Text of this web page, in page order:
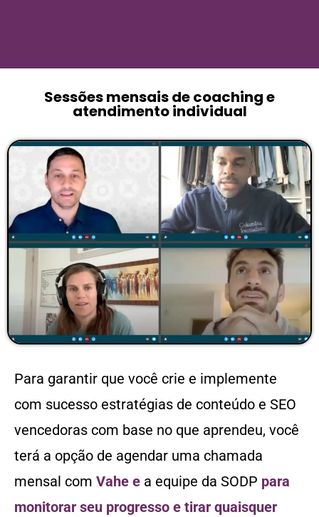
Sessões mensais de coaching e
atendimento individual
Para garantir que você crie e implemente
com sucesso estratégias de conteúdo e SEO
vencedoras com base no que aprendeu, você
terá a opção de agendar uma chamada
mensal com Vahe e a equipe da SODP para
monitorar seu progresso e tirar quaisquer